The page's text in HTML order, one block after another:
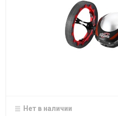
Нет в наличии